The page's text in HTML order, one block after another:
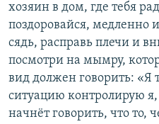
хозяин в дом, где тебя
поздоровайся, медленно
сядь, расправь плечи и
посмотри на мымру,
вид должен говорить: «Я
ситуацию контролирую я,
начнёт говорить, что то,